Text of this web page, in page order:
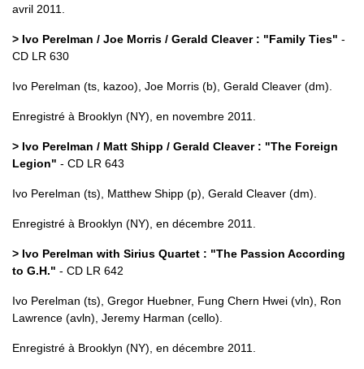
avril 2011.
> Ivo Perelman / Joe Morris / Gerald Cleaver : "Family Ties" -
CD LR 630
Ivo Perelman (ts, kazoo), Joe Morris (b), Gerald Cleaver (dm).
Enregistré à Brooklyn (NY), en novembre 2011.
> Ivo Perelman / Matt Shipp / Gerald Cleaver : "The Foreign
Legion" - CD LR 643
Ivo Perelman (ts), Matthew Shipp (p), Gerald Cleaver (dm).
Enregistré à Brooklyn (NY), en décembre 2011.
> Ivo Perelman with Sirius Quartet : "The Passion According
to G.H." - CD LR 642
Ivo Perelman (ts), Gregor Huebner, Fung Chern Hwei (vln), Ron
Lawrence (avln), Jeremy Harman (cello).
Enregistré à Brooklyn (NY), en décembre 2011.